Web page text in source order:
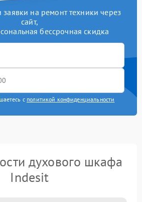
на ремонт техники через
сайт,
бессрочная скидка
с политикой конфиденциальности
духового шкафа
Indesit